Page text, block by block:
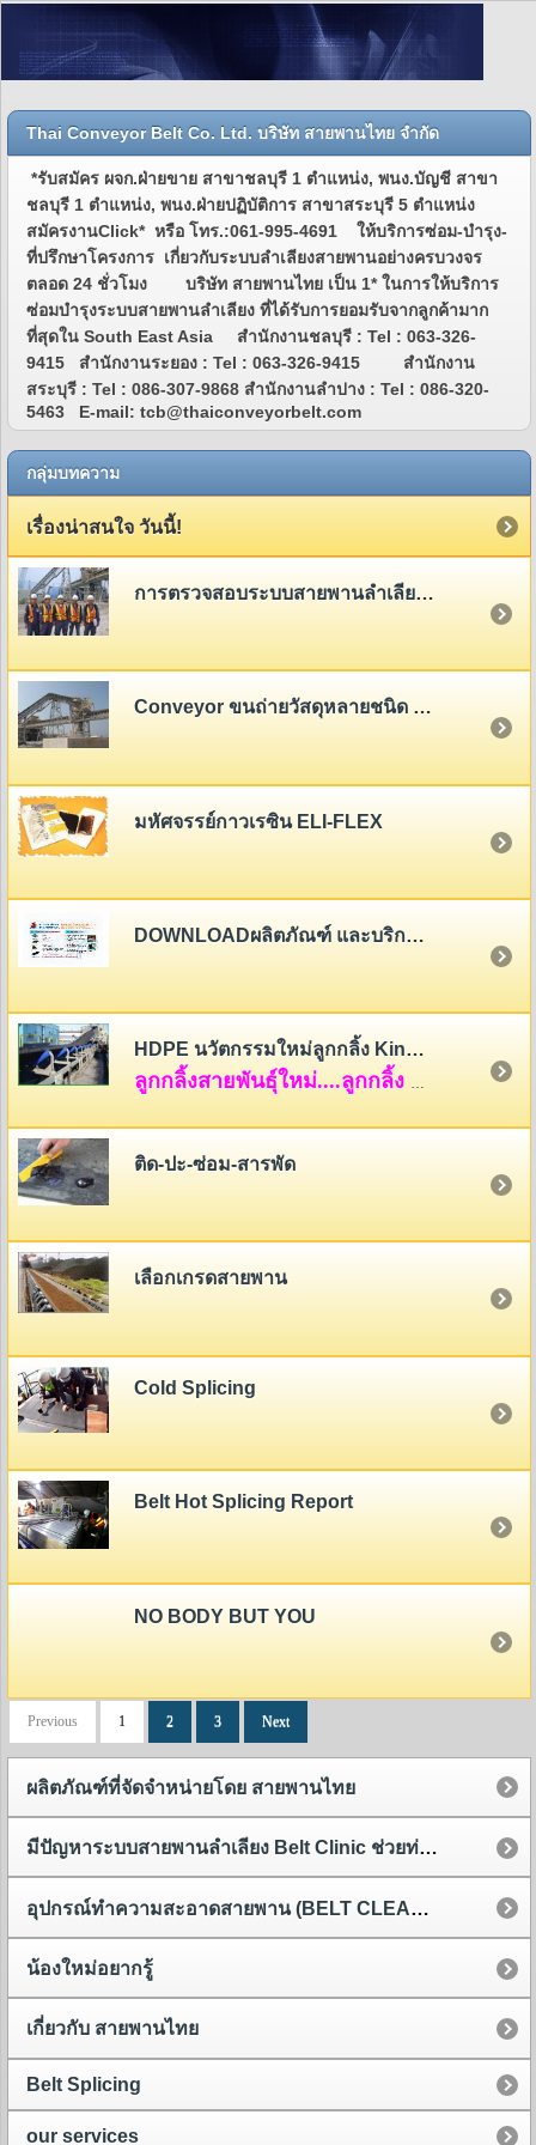
Thai Conveyor Belt Co. Ltd. บริษัท สายพานไทย จำกัด
*รับสมัคร ผจก.ฝ่ายขาย สาขาชลบุรี 1 ตำแหน่ง, พนง.บัญชี สาขา
ชลบุรี 1 ตำแหน่ง, พนง.ฝ่ายปฏิบัติการ สาขาสระบุรี 5 ตำแหน่ง
สมัครงานClick* หรือ โทร.:061-995-4691 ให้บริการซ่อม-บำรุง-
ที่ปรึกษาโครงการ เกี่ยวกับระบบลำเลียงสายพานอย่างครบวงจร
ตลอด 24 ชั่วโมง บริษัท สายพานไทย เป็น 1* ในการให้บริการ
ซ่อมบำรุงระบบสายพานลำเลียง ที่ได้รับการยอมรับจากลูกค้ามาก
ที่สุดใน South East Asia สำนักงานชลบุรี : Tel : 063-326-
9415 สำนักงานระยอง : Tel : 063-326-9415 สำนักงาน
สระบุรี : Tel : 086-307-9868 สำนักงานลำปาง : Tel : 086-320-
5463 E-mail: tcb@thaiconveyorbelt.com
กลุ่มบทความ
เรื่องน่าสนใจ วันนี้!
การตรวจสอบระบบสายพานลำเลียง (Belt Conveyor System Inspection)
Conveyor ขนถ่ายวัสดุหลายชนิด - หลายขนาด
มหัศจรรย์กาวเรซิน ELI-FLEX
DOWNLOADผลิตภัณฑ์ และบริการของสายพานไทย
HDPE นวัตกรรมใหม่ลูกกลิ้ง King Roller (HDPE Rollers Innovation)
ลูกกลิ้งสายพันธุ์ใหม่....ลูกกลิ้ง HDPE
ติด-ปะ-ซ่อม-สารพัด
เลือกเกรดสายพาน
Cold Splicing
Belt Hot Splicing Report
NO BODY BUT YOU
Previous 1 2 3 Next
ผลิตภัณฑ์ที่จัดจำหน่ายโดย สายพานไทย
มีปัญหาระบบสายพานลำเลียง Belt Clinic ช่วยท่านได้
อุปกรณ์ทำความสะอาดสายพาน (BELT CLEANER)
น้องใหม่อยากรู้
เกี่ยวกับ สายพานไทย
Belt Splicing
our services